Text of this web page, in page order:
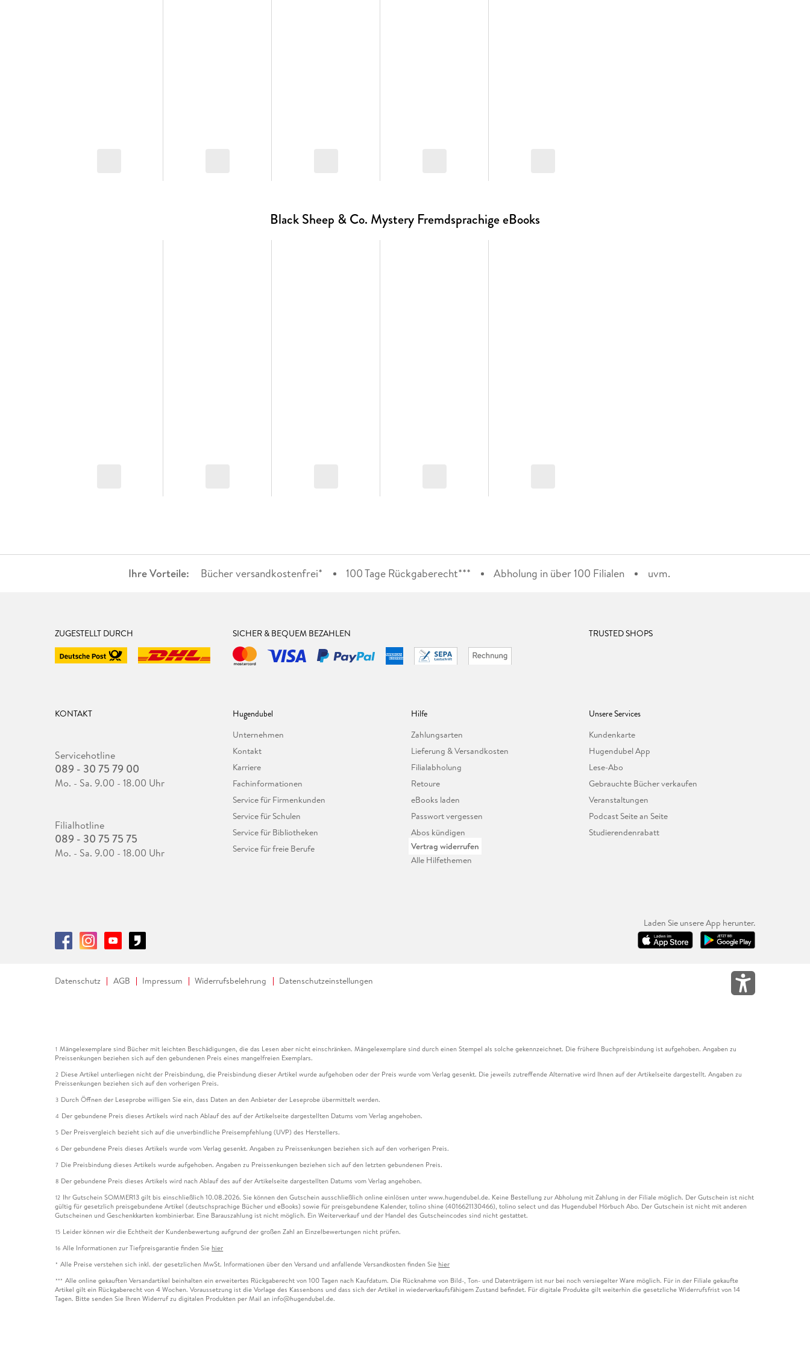
Black Sheep & Co. Mystery Fremdsprachige eBooks
Ihre Vorteile: Bücher versandkostenfrei* 100 Tage Rückgaberecht*** Abholung in über 100 Filialen uvm.
ZUGESTELLT DURCH SICHER & BEQUEM BEZAHLEN TRUSTED SHOPS
KONTAKT
Servicehotline
089 - 30 75 79 00
Mo. - Sa. 9.00 - 18.00 Uhr
Filialhotline
089 - 30 75 75 75
Mo. - Sa. 9.00 - 18.00 Uhr
Hugendubel
Unternehmen
Kontakt
Karriere
Fachinformationen
Service für Firmenkunden
Service für Schulen
Service für Bibliotheken
Service für freie Berufe
Hilfe
Zahlungsarten
Lieferung & Versandkosten
Filialabholung
Retoure
eBooks laden
Passwort vergessen
Abos kündigen
Vertrag widerrufen
Alle Hilfethemen
Unsere Services
Kundenkarte
Hugendubel App
Lese-Abo
Gebrauchte Bücher verkaufen
Veranstaltungen
Podcast Seite an Seite
Studierendenrabatt
Laden Sie unsere App herunter.
Datenschutz AGB Impressum Widerrufsbelehrung Datenschutzeinstellungen
1 Mängelexemplare sind Bücher mit leichten Beschädigungen, die das Lesen aber nicht einschränken. Mängelexemplare sind durch einen Stempel als solche gekennzeichnet. Die frühere Buchpreisbindung ist aufgehoben. Angaben zu
Preissenkungen beziehen sich auf den gebundenen Preis eines mangelfreien Exemplars.
2 Diese Artikel unterliegen nicht der Preisbindung, die Preisbindung dieser Artikel wurde aufgehoben oder der Preis wurde vom Verlag gesenkt. Die jeweils zutreffende Alternative wird Ihnen auf der Artikelseite dargestellt. Angaben zu
Preissenkungen beziehen sich auf den vorherigen Preis.
3 Durch Öffnen der Leseprobe willigen Sie ein, dass Daten an den Anbieter der Leseprobe übermittelt werden.
4 Der gebundene Preis dieses Artikels wird nach Ablauf des auf der Artikelseite dargestellten Datums vom Verlag angehoben.
5 Der Preisvergleich bezieht sich auf die unverbindliche Preisempfehlung (UVP) des Herstellers.
6 Der gebundene Preis dieses Artikels wurde vom Verlag gesenkt. Angaben zu Preissenkungen beziehen sich auf den vorherigen Preis.
7 Die Preisbindung dieses Artikels wurde aufgehoben. Angaben zu Preissenkungen beziehen sich auf den letzten gebundenen Preis.
8 Der gebundene Preis dieses Artikels wird nach Ablauf des auf der Artikelseite dargestellten Datums vom Verlag angehoben.
12 Ihr Gutschein SOMMER13 gilt bis einschließlich 10.08.2026. Sie können den Gutschein ausschließlich online einlösen unter www.hugendubel.de. Keine Bestellung zur Abholung mit Zahlung in der Filiale möglich. Der Gutschein ist nicht
gültig für gesetzlich preisgebundene Artikel (deutschsprachige Bücher und eBooks) sowie für preisgebundene Kalender, tolino shine (4016621130466), tolino select und das Hugendubel Hörbuch Abo. Der Gutschein ist nicht mit anderen
Gutscheinen und Geschenkkarten kombinierbar. Eine Barauszahlung ist nicht möglich. Ein Weiterverkauf und der Handel des Gutscheincodes sind nicht gestattet.
15 Leider können wir die Echtheit der Kundenbewertung aufgrund der großen Zahl an Einzelbewertungen nicht prüfen.
16 Alle Informationen zur Tiefpreisgarantie finden Sie hier
* Alle Preise verstehen sich inkl. der gesetzlichen MwSt. Informationen über den Versand und anfallende Versandkosten finden Sie hier
*** Alle online gekauften Versandartikel beinhalten ein erweitertes Rückgaberecht von 100 Tagen nach Kaufdatum. Die Rücknahme von Bild-, Ton- und Datenträgern ist nur bei noch versiegelter Ware möglich. Für in der Filiale gekaufte
Artikel gilt ein Rückgaberecht von 4 Wochen. Voraussetzung ist die Vorlage des Kassenbons und dass sich der Artikel in wiederverkaufsfähigem Zustand befindet. Für digitale Produkte gilt weiterhin die gesetzliche Widerrufsfrist von 14
Tagen. Bitte senden Sie Ihren Widerruf zu digitalen Produkten per Mail an info@hugendubel.de.